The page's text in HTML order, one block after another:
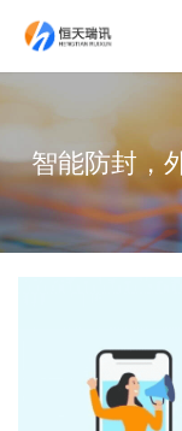
智能防封，